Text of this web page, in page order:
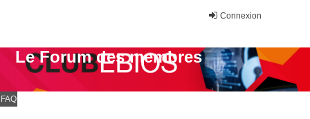
Connexion
Le Forum des membres
FAQ